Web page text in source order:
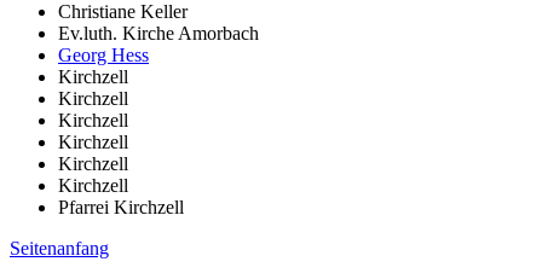
Christiane Keller
Ev.luth. Kirche Amorbach
Georg Hess
Kirchzell
Kirchzell
Kirchzell
Kirchzell
Kirchzell
Kirchzell
Pfarrei Kirchzell
Seitenanfang